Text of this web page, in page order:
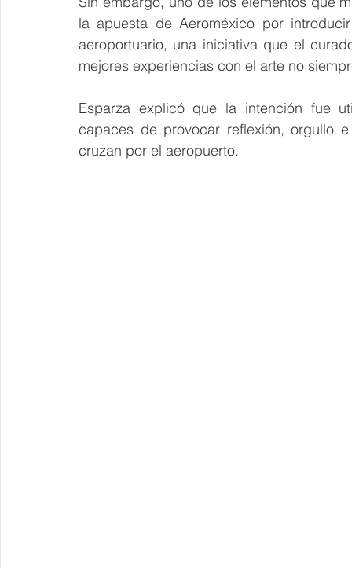
la apuesta de Aeroméxico por
aeroportuario, una iniciativa que el
mejores experiencias con el arte no
Esparza explicó que la intención fue
capaces de provocar reflexión, orgullo
cruzan por el aeropuerto.